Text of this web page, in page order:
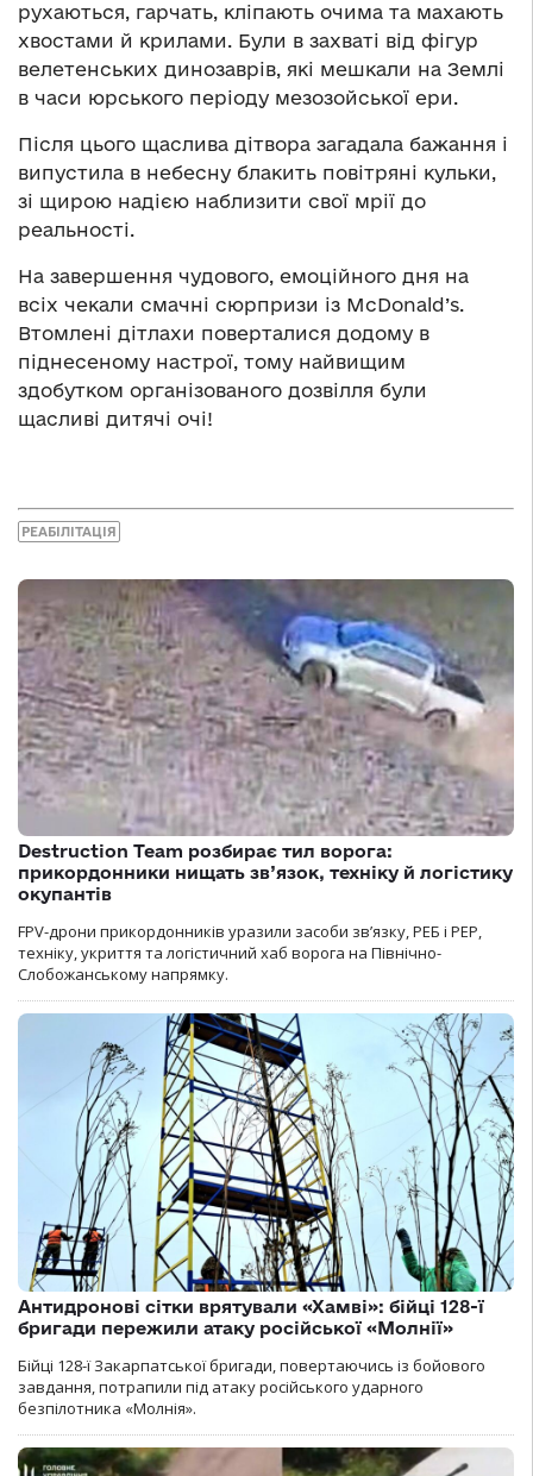
рухаються, гарчать, кліпають очима та махають
хвостами й крилами. Були в захваті від фігур
велетенських динозаврів, які мешкали на Землі
в часи юрського періоду мезозойської ери.
Після цього щаслива дітвора загадала бажання і
випустила в небесну блакить повітряні кульки,
зі щирою надією наблизити свої мрії до
реальності.
На завершення чудового, емоційного дня на
всіх чекали смачні сюрпризи із McDonald’s.
Втомлені дітлахи поверталися додому в
піднесеному настрої, тому найвищим
здобутком організованого дозвілля були
щасливі дитячі очі!
РЕАБІЛІТАЦІЯ
Destruction Team розбирає тил ворога:
прикордонники нищать зв’язок, техніку й логістику
окупантів
FPV-дрони прикордонників уразили засоби зв’язку, РЕБ і РЕР,
техніку, укриття та логістичний хаб ворога на Північно-
Слобожанському напрямку.
Антидронові сітки врятували «Хамві»: бійці 128-ї
бригади пережили атаку російської «Молнії»
Бійці 128-ї Закарпатської бригади, повертаючись із бойового
завдання, потрапили під атаку російського ударного
безпілотника «Молнія».